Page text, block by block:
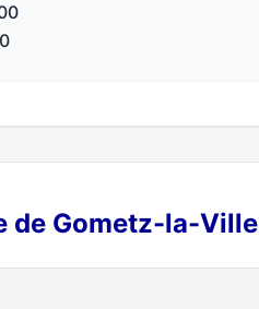
de Gometz-la-Ville